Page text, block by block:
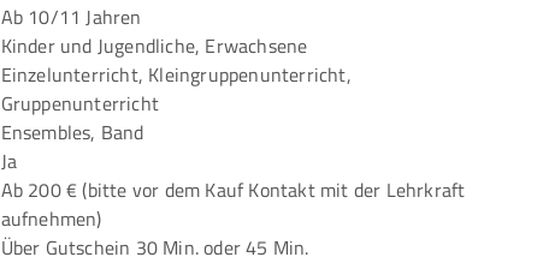
Ab 10/11 Jahren
Kinder und Jugendliche, Erwachsene
Einzelunterricht, Kleingruppenunterricht,
Gruppenunterricht
Ensembles, Band
Ja
Ab 200 € (bitte vor dem Kauf Kontakt mit der Lehrkraft
aufnehmen)
Über Gutschein 30 Min. oder 45 Min.